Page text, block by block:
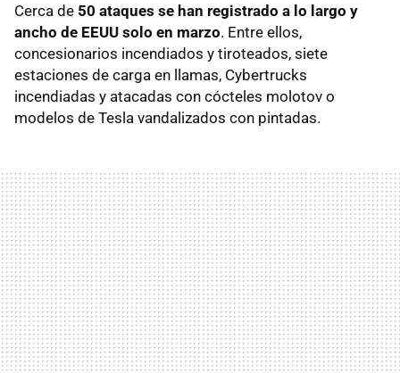
Cerca de 50 ataques se han registrado a lo largo y
ancho de EEUU solo en marzo. Entre ellos,
concesionarios incendiados y tiroteados, siete
estaciones de carga en llamas, Cybertrucks
incendiadas y atacadas con cócteles molotov o
modelos de Tesla vandalizados con pintadas.